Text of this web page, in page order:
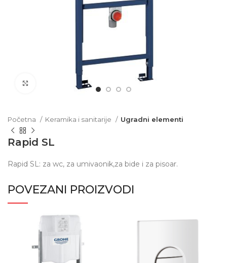
Click to enlarge
Početna Keramika i sanitarije Ugradni elementi
Rapid SL
Rapid SL: za wc, za umivaonik,za bide i za pisoar.
POVEZANI PROIZVODI